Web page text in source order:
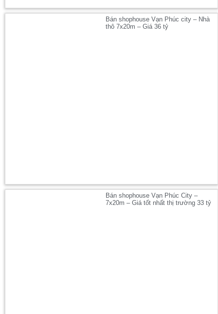
Bán shophouse Vạn Phúc city – Nhà
thô 7x20m – Giá 36 tỷ
Bán shophouse Vạn Phúc City –
7x20m – Giá tốt nhất thị trường 33 tỷ